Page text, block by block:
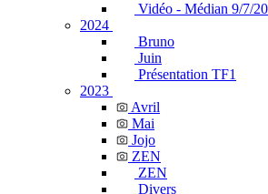
Vidéo - Médian 9/7/
2024
Bruno
Juin
Présentation TF1
2023
Avril
Mai
Jojo
ZEN
ZEN
Divers